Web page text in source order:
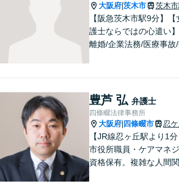
大阪府 茨木市 茨木
【阪急茨木市駅9分】【
護士ならではの心遣い
離婚/企業法務/医療事故/
け、少しでもお気持ちが
ぐよう心がけております
豊芦 弘 弁護士
四條畷法律事務所
大阪府 四條畷市 忍
【JR線忍ヶ丘駅より1
市役所職員・ケアマネ
資格保有。複雑な人間関